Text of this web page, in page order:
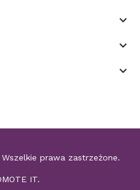
keyboard_arrow_down
keyboard_arrow_down
keyboard_arrow_down
Wszelkie prawa zastrzeżone.
IT.